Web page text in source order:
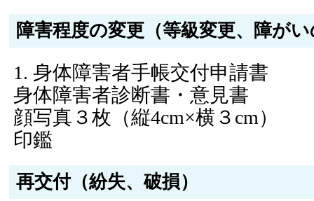
障害程度の変更（等級変更、障が
身体障害者手帳交付申請書
身体障害者診断書・意見書
顔写真３枚（縦4cm×横３cm）
印鑑
再交付（紛失、破損）